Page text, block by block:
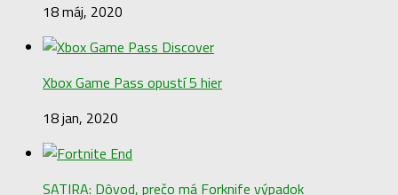
18 máj, 2020
Xbox Game Pass opustí 5 hier
18 jan, 2020
SATIRA: Dôvod, prečo má Forknife výpadok